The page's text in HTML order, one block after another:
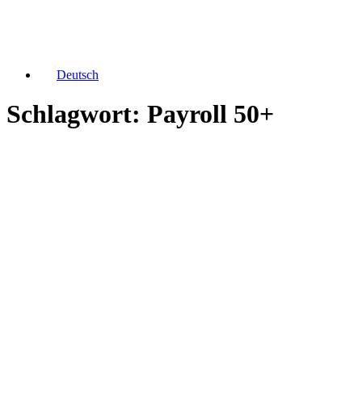
Deutsch
Schlagwort: Payroll 50+